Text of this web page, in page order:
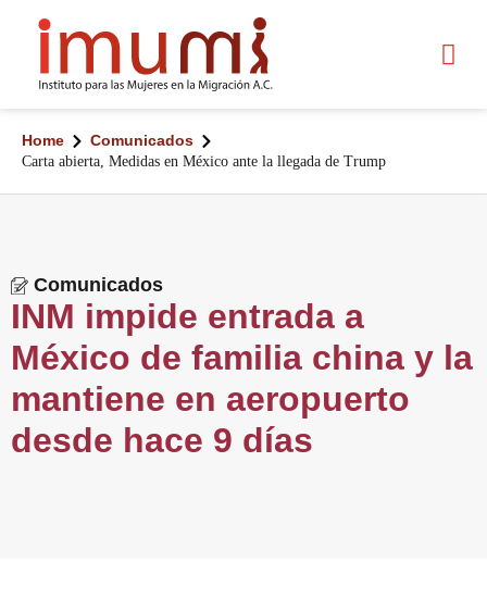
Home Comunicados
Carta abierta, Medidas en México ante la llegada de Trump
Comunicados
INM impide entrada a
México de familia china y la
mantiene en aeropuerto
desde hace 9 días